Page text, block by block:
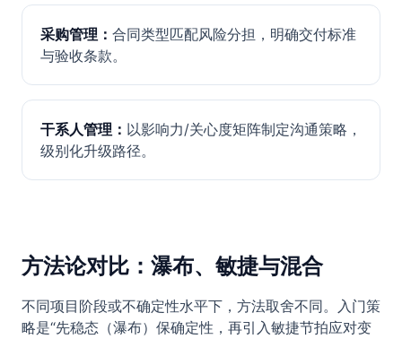
采购管理： 合同类型匹配风险分担，明确交付标准
与验收条款。
干系人管理： 以影响力/关心度矩阵制定沟通策略，
级别化升级路径。
方法论对比：瀑布、敏捷与混合
不同项目阶段或不确定性水平下，方法取舍不同。入门策
略是“先稳态（瀑布）保确定性，再引入敏捷节拍应对变